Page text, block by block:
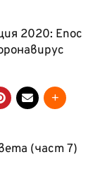
2020: Епос
(част 7)